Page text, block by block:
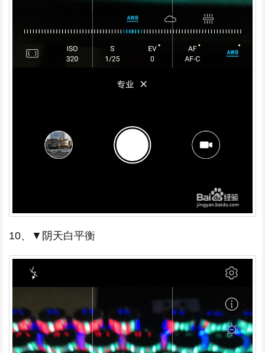
10、▼阴天白平衡